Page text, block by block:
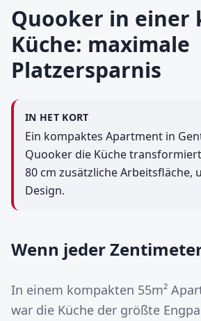
Quooker in einer
Küche: maximale
Platzersparnis
IN HET KORT
Ein kompaktes Apartment in
Quooker die Küche
80 cm zusätzliche Arbeitsfläche,
Design.
Wenn jeder
In einem kompakten 55m²
war die Küche der größte